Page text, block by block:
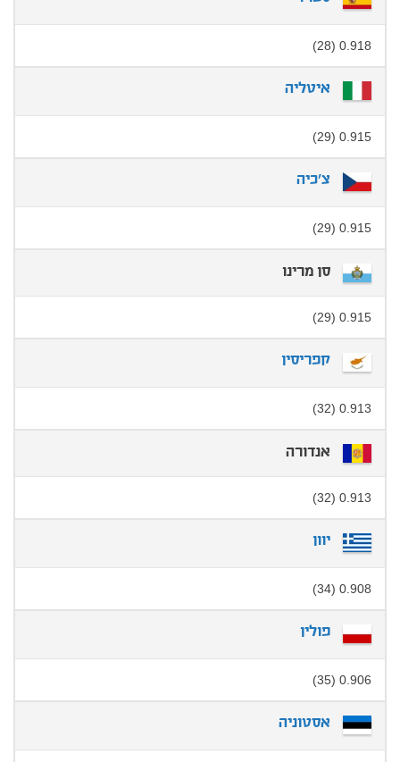
0.918 (28)
איטליה
0.915 (29)
צ'כיה
0.915 (29)
סן מרינו
0.915 (29)
קפריסין
0.913 (32)
אנדורה
0.913 (32)
יוון
0.908 (34)
פולין
0.906 (35)
אסטוניה